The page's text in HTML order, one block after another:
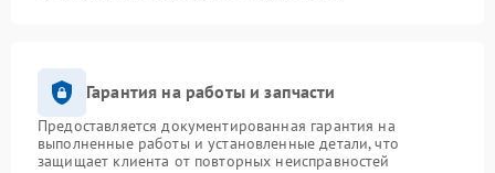
Гарантия на работы и запчасти
Предоставляется документированная гарантия на
выполненные работы и установленные детали, что
защищает клиента от повторных неисправностей